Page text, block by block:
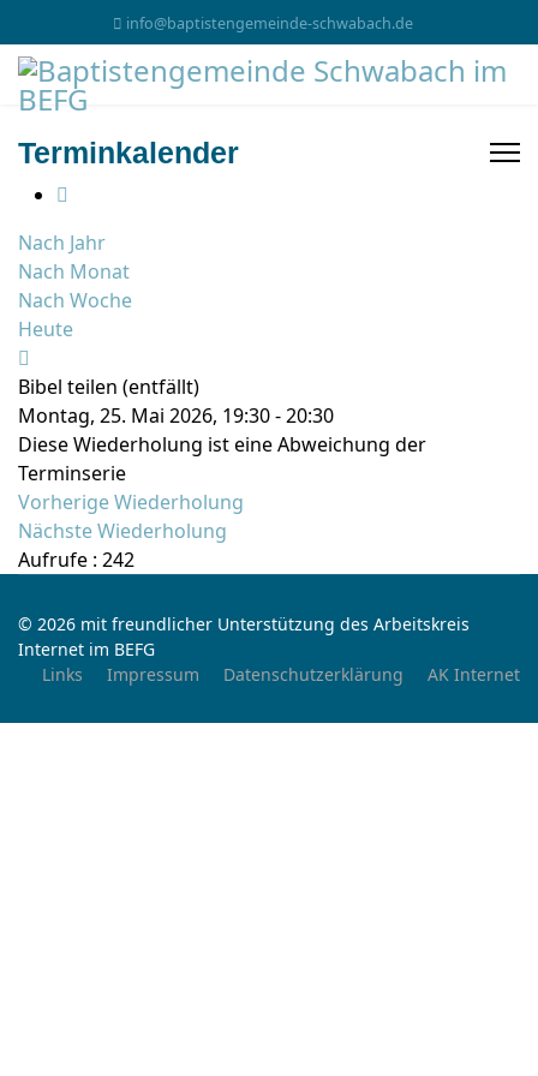
info@baptistengemeinde-schwabach.de
Terminkalender
Nach Jahr
Nach Monat
Nach Woche
Heute
Bibel teilen (entfällt)
Montag, 25. Mai 2026, 19:30 - 20:30
Diese Wiederholung ist eine Abweichung der
Terminserie
Vorherige Wiederholung
Nächste Wiederholung
Aufrufe : 242
© 2026 mit freundlicher Unterstützung des Arbeitskreis
Internet im BEFG
Links
Impressum Datenschutzerklärung AK Internet